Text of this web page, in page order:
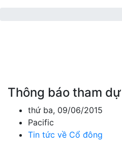
Thông báo tham
thứ ba, 09/06/2015
Pacific
Tin tức về Cổ đông